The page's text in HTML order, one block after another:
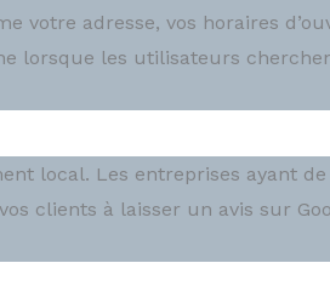
votre adresse, vos horaires
lorsque les utilisateurs
local. Les entreprises ayant
clients à laisser un avis sur